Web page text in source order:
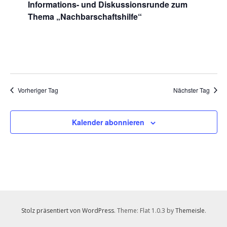
2025
Informations- und Diskussionsrunde zum
Thema „Nachbarschaftshilfe“
Vorheriger Tag Nächster Tag
Kalender abonnieren
Stolz präsentiert von WordPress. Theme: Flat 1.0.3 byThemeisle.